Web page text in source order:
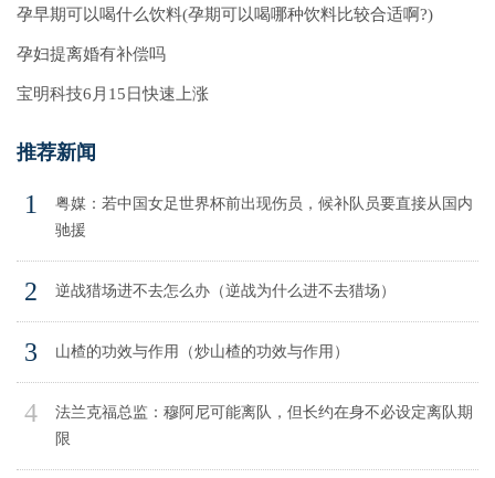
孕早期可以喝什么饮料(孕期可以喝哪种饮料比较合适啊?)
孕妇提离婚有补偿吗
宝明科技6月15日快速上涨
推荐新闻
1
粤媒：若中国女足世界杯前出现伤员，候补队员要直接从国内
驰援
2 逆战猎场进不去怎么办（逆战为什么进不去猎场）
3 山楂的功效与作用（炒山楂的功效与作用）
4
法兰克福总监：穆阿尼可能离队，但长约在身不必设定离队期
限